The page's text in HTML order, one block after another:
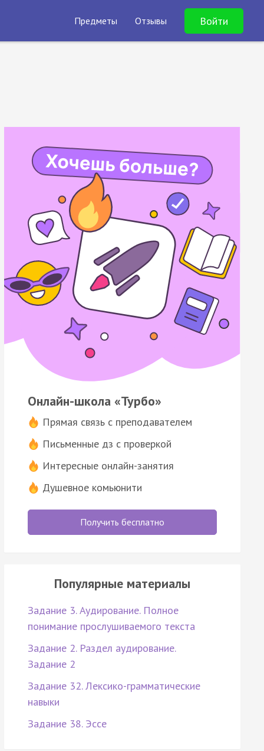
Предметы Отзывы Войти
Онлайн-школа «Турбо»
Прямая связь с преподавателем
Письменные дз с проверкой
Интересные онлайн-занятия
Душевное комьюнити
Получить бесплатно
Популярные материалы
Задание 3. Аудирование. Полное
понимание прослушиваемого текста
Задание 2. Раздел аудирование.
Задание 2
Задание 32. Лексико-грамматические
навыки
Задание 38. Эссе